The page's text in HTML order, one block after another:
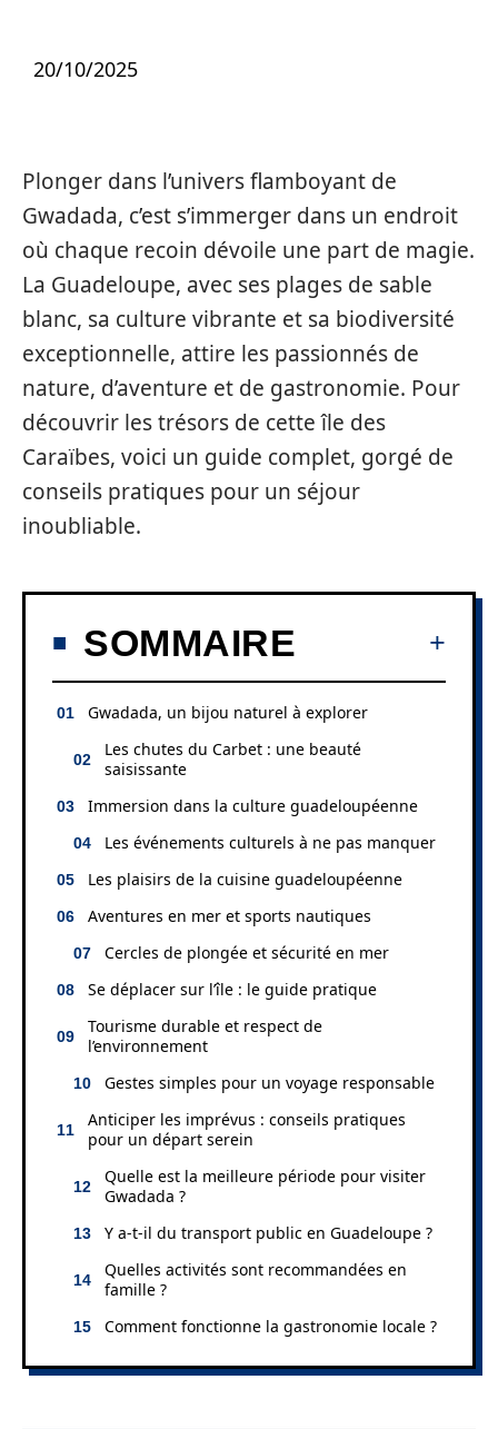
20/10/2025
Plonger dans l’univers flamboyant de
Gwadada, c’est s’immerger dans un endroit
où chaque recoin dévoile une part de magie.
La Guadeloupe, avec ses plages de sable
blanc, sa culture vibrante et sa biodiversité
exceptionnelle, attire les passionnés de
nature, d’aventure et de gastronomie. Pour
découvrir les trésors de cette île des
Caraïbes, voici un guide complet, gorgé de
conseils pratiques pour un séjour
inoubliable.
SOMMAIRE
Gwadada, un bijou naturel à explorer
Les chutes du Carbet : une beauté
saisissante
Immersion dans la culture guadeloupéenne
Les événements culturels à ne pas manquer
Les plaisirs de la cuisine guadeloupéenne
Aventures en mer et sports nautiques
Cercles de plongée et sécurité en mer
Se déplacer sur l’île : le guide pratique
Tourisme durable et respect de
l’environnement
Gestes simples pour un voyage responsable
Anticiper les imprévus : conseils pratiques
pour un départ serein
Quelle est la meilleure période pour visiter
Gwadada ?
Y a-t-il du transport public en Guadeloupe ?
Quelles activités sont recommandées en
famille ?
Comment fonctionne la gastronomie locale ?